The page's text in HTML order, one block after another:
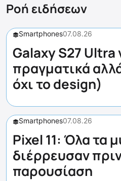
Ροή ειδήσεων
Smartphones07.08.26
Galaxy S27 Ultra
πραγματικά
όχι το design)
Smartphones07.08.26
Pixel 11: Όλα τα
διέρρευσαν
παρουσίαση